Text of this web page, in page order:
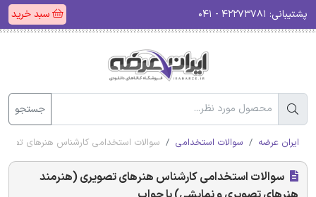
پشتیبانی: سبد خرید
جستجو
ایران عرضه سوالات استخدامی سوالات استخدامی کارشناس هنرهای
سوالات استخدامی کارشناس هنرهای تصویری (هنرمند